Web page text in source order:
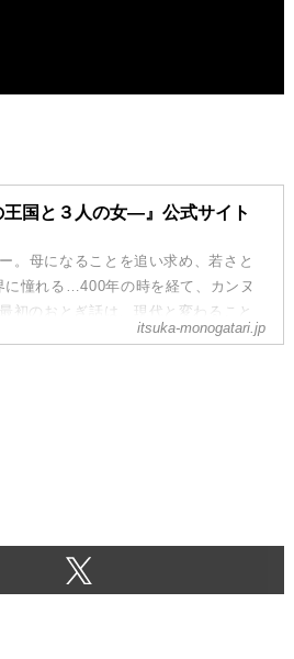
国と３人の女—』公式サイト
。母になることを追い求め、若さと
に憧れる…400年の時を経て、カンヌ
初のおとぎ話は、現代と変わること
itsuka-monogatari.jp